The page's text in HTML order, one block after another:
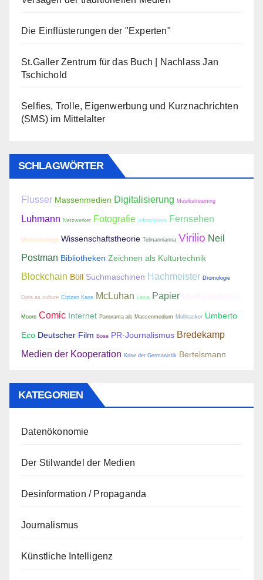
Die Einflüsterungen der "Experten"
St.Galler Zentrum für das Buch | Nachlass Jan
Tschichold
Selfies, Trolle, Eigenwerbung und Kurznachrichten
(SMS) im Mittelalter
SCHLAGWÖRTER
Flusser Massenmedien Digitalisierung Musikstreaming
Luhmann Netzwerker Fotografie Infosphären Fernsehen
Medienökologie Wissenschaftstheorie Telmannianna Virilio Neil
Postman Bibliotheken Zeichnen als Kulturtechnik
Blockchain Böll Suchmaschinen Hachmeister Dromologie
Data as culture Cizizen Kane McLuhan Leica Papier
Moore Comic Internet Panorama als Massenmedium Multitasker Umberto
Eco Deutscher Film Bose PR-Journalismus Bredekamp
Medien der Kooperation Krise der Germanistik Bertelsmann
KATEGORIEN
Datenökonomie
Der Stilwandel der Medien
Desinformation / Propaganda
Journalismus
Künstliche Intelligenz